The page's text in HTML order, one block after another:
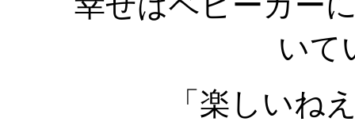
いて
「楽しいね